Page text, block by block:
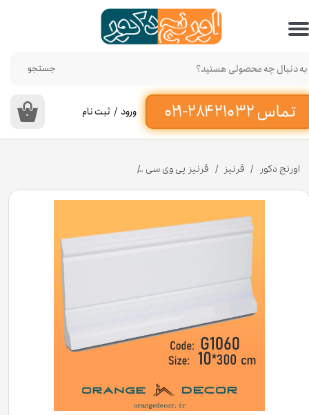
تماس ۳۲ ۲۱۰ ۲۸۴-۰۲۱‌
جستجو
۰ ورود / ثبت نام
حساب کاربری من
تغییر گذر واژه
سفارشات
خروج از حساب کاربری
اورنج دکور قرنیز قرنیز پی وی سی